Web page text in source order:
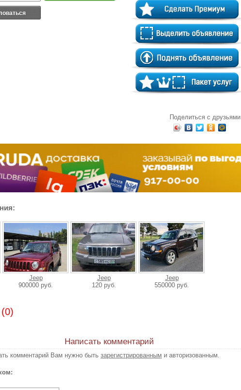
Поделиться с друзьями
Jeep
900000 руб.
Jeep
120 руб.
Jeep
550000 руб.
Написать комментарий
комментарий Вам нужно быть зарегистрированным и авторизованным.